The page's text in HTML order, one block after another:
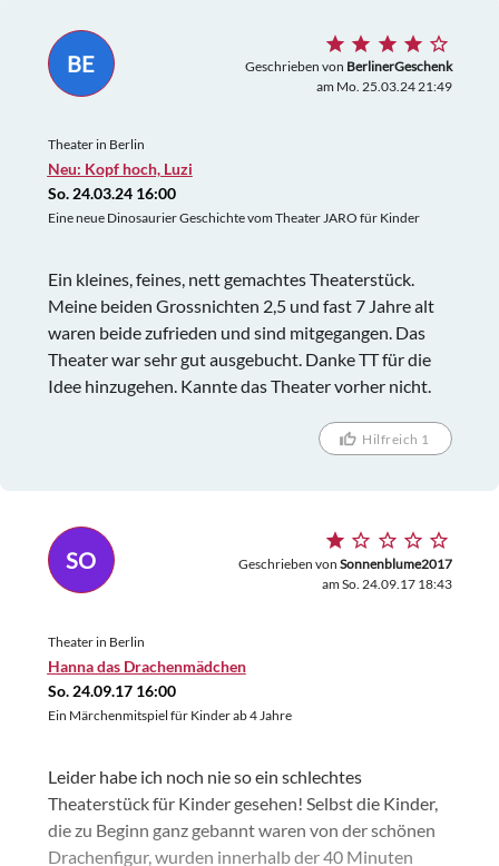
BE Geschrieben von BerlinerGeschenk
am Mo. 25.03.24 21:49
Theater in Berlin
Neu: Kopf hoch, Luzi
So. 24.03.24 16:00
Eine neue Dinosaurier Geschichte vom Theater JARO für Kinder
Ein kleines, feines, nett gemachtes Theaterstück.
Meine beiden Grossnichten 2,5 und fast 7 Jahre alt
waren beide zufrieden und sind mitgegangen. Das
Theater war sehr gut ausgebucht. Danke TT für die
Idee hinzugehen. Kannte das Theater vorher nicht.
Hilfreich 1
SO Geschrieben von Sonnenblume2017
am So. 24.09.17 18:43
Theater in Berlin
Hanna das Drachenmädchen
So. 24.09.17 16:00
Ein Märchenmitspiel für Kinder ab 4 Jahre
Leider habe ich noch nie so ein schlechtes
Theaterstück für Kinder gesehen! Selbst die Kinder,
die zu Beginn ganz gebannt waren von der schönen
Drachenfigur, wurden innerhalb der 40 Minuten